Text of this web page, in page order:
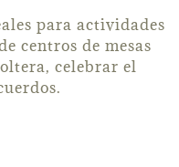
para actividades
centros de mesas
celebrar el